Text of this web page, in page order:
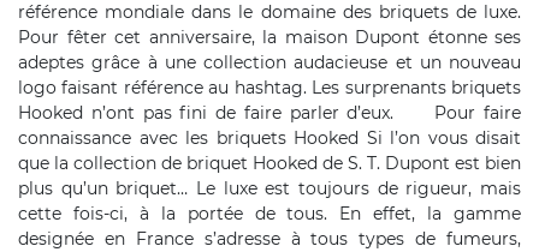
référence mondiale dans le domaine des briquets de luxe.
Pour fêter cet anniversaire, la maison Dupont étonne ses
adeptes grâce à une collection audacieuse et un nouveau
logo faisant référence au hashtag. Les surprenants briquets
Hooked n’ont pas fini de faire parler d’eux. Pour faire
connaissance avec les briquets Hooked Si l’on vous disait
que la collection de briquet Hooked de S. T. Dupont est bien
plus qu’un briquet… Le luxe est toujours de rigueur, mais
cette fois-ci, à la portée de tous. En effet, la gamme
designée en France s’adresse à tous types de fumeurs,